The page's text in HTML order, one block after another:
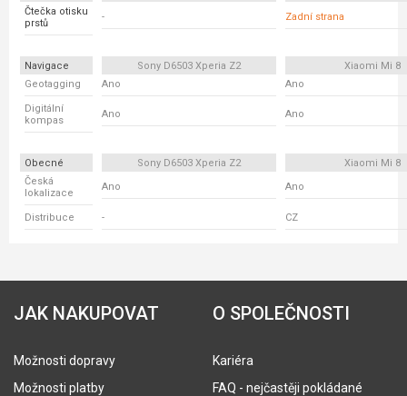
Čtečka otisku
prstů
- Zadní strana
Navigace Sony D6503 Xperia Z2
Xiaomi Mi 8
Geotagging
Ano Ano
Digitální
kompas
Ano Ano
Obecné Sony D6503 Xperia Z2
Xiaomi Mi 8
Česká
lokalizace
Ano Ano
Distribuce - CZ
JAK NAKUPOVAT
Možnosti dopravy
Možnosti platby
O SPOLEČNOSTI
Kariéra
FAQ - nejčastěji pokládané